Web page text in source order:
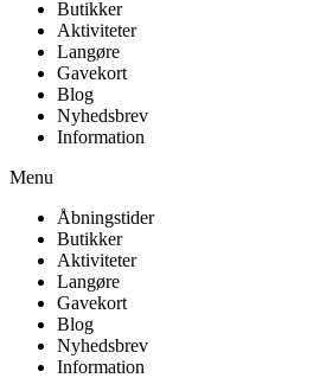
Butikker
Aktiviteter
Langøre
Gavekort
Blog
Nyhedsbrev
Information
Menu
Åbningstider
Butikker
Aktiviteter
Langøre
Gavekort
Blog
Nyhedsbrev
Information